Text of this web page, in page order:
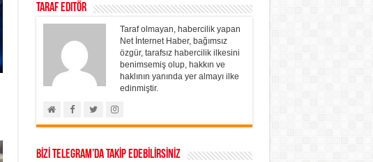
Taraf Editör
Taraf olmayan, habercilik yapan
Net İnternet Haber, bağımsız
özgür, tarafsız habercilik ilkesini
benimsemiş olup, hakkın ve
haklının yanında yer almayı ilke
edinmiştir.
BİZİ TELEGRAM’DA TAKİP EDEBİLİRSİNİZ